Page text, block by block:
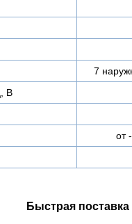
7
В
от
Быстрая поставка